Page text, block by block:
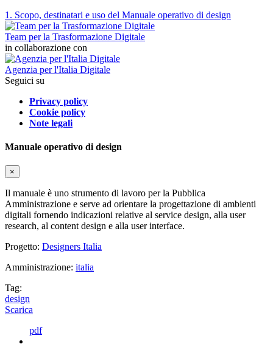
1. Scopo, destinatari e uso del Manuale operativo di design
Team per la Trasformazione Digitale
in collaborazione con
Agenzia per l'Italia Digitale
Seguici su
Privacy policy
Cookie policy
Note legali
Manuale operativo di design
×
Il manuale è uno strumento di lavoro per la Pubblica
Amministrazione e serve ad orientare la progettazione di ambienti
digitali fornendo indicazioni relative al service design, alla user
research, al content design e alla user interface.
Progetto: Designers Italia
Amministrazione: italia
Tag:
design
Scarica
pdf